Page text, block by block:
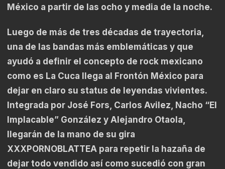
México a partir de las ocho y media de la noche.
Luego de más de tres décadas de trayectoria,
una de las bandas más emblemáticas y que
ayudó a definir el concepto de rock mexicano
como es La Cuca llega al Frontón México para
dejar en claro su status de leyendas vivientes.
Integrada por José Fors, Carlos Avilez, Nacho “El
Implacable” González y Alejandro Otaola,
llegarán de la mano de su gira
XXXPORNOBLATTEA para repetir la hazaña de
dejar todo vendido así como sucedió con gran